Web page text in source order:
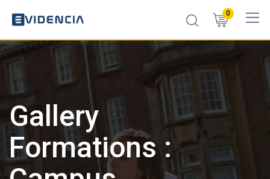
content
0
Gallery
Formations :